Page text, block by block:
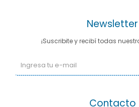
Contacto
Newsletter
¡Suscribite y recibí todas